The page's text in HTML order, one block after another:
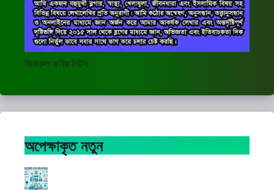
জিয়ারুল কবির লিটন
অপেক্ষাকৃত নতুন